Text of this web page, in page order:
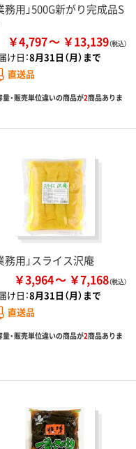
務用」500G新がり完成品S
￥4,797 ￥13,139
け日：8月31日（月）まで
直送品
量・販売単位違いの商品が2商品ありま
務用」スライス沢庵
￥3,964 ￥7,168
け日：8月31日（月）まで
直送品
量・販売単位違いの商品が2商品ありま